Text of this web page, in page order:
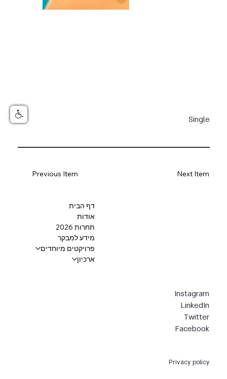
Single
Next Item
Previous Item
Privacy policy
Instagram
LinkedIn
Twitter
Facebook
דף הבית
אודות
תחרות 2026
מידע למבקר
פרויקטים מיוחדים
ארכיון